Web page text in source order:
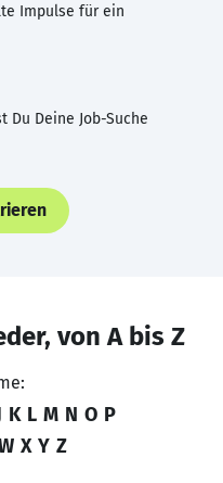
Impulse für ein
Deine Job-Suche
von A bis Z
K L M N O P
X Y Z